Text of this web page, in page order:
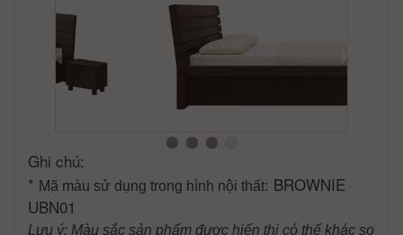
Ghi chú:
* Mã màu sử dụng trong hình nội thất: BROWNIE
UBN01
Lưu ý: Màu sắc sản phẩm được hiển thị có thể khác so